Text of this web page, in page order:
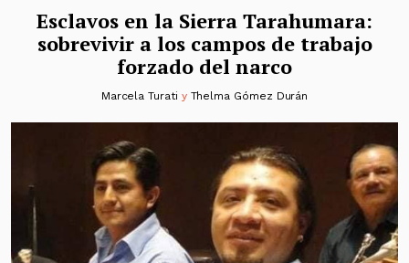
Esclavos en la Sierra Tarahumara:
sobrevivir a los campos de trabajo
forzado del narco
Marcela Turati y Thelma Gómez Durán